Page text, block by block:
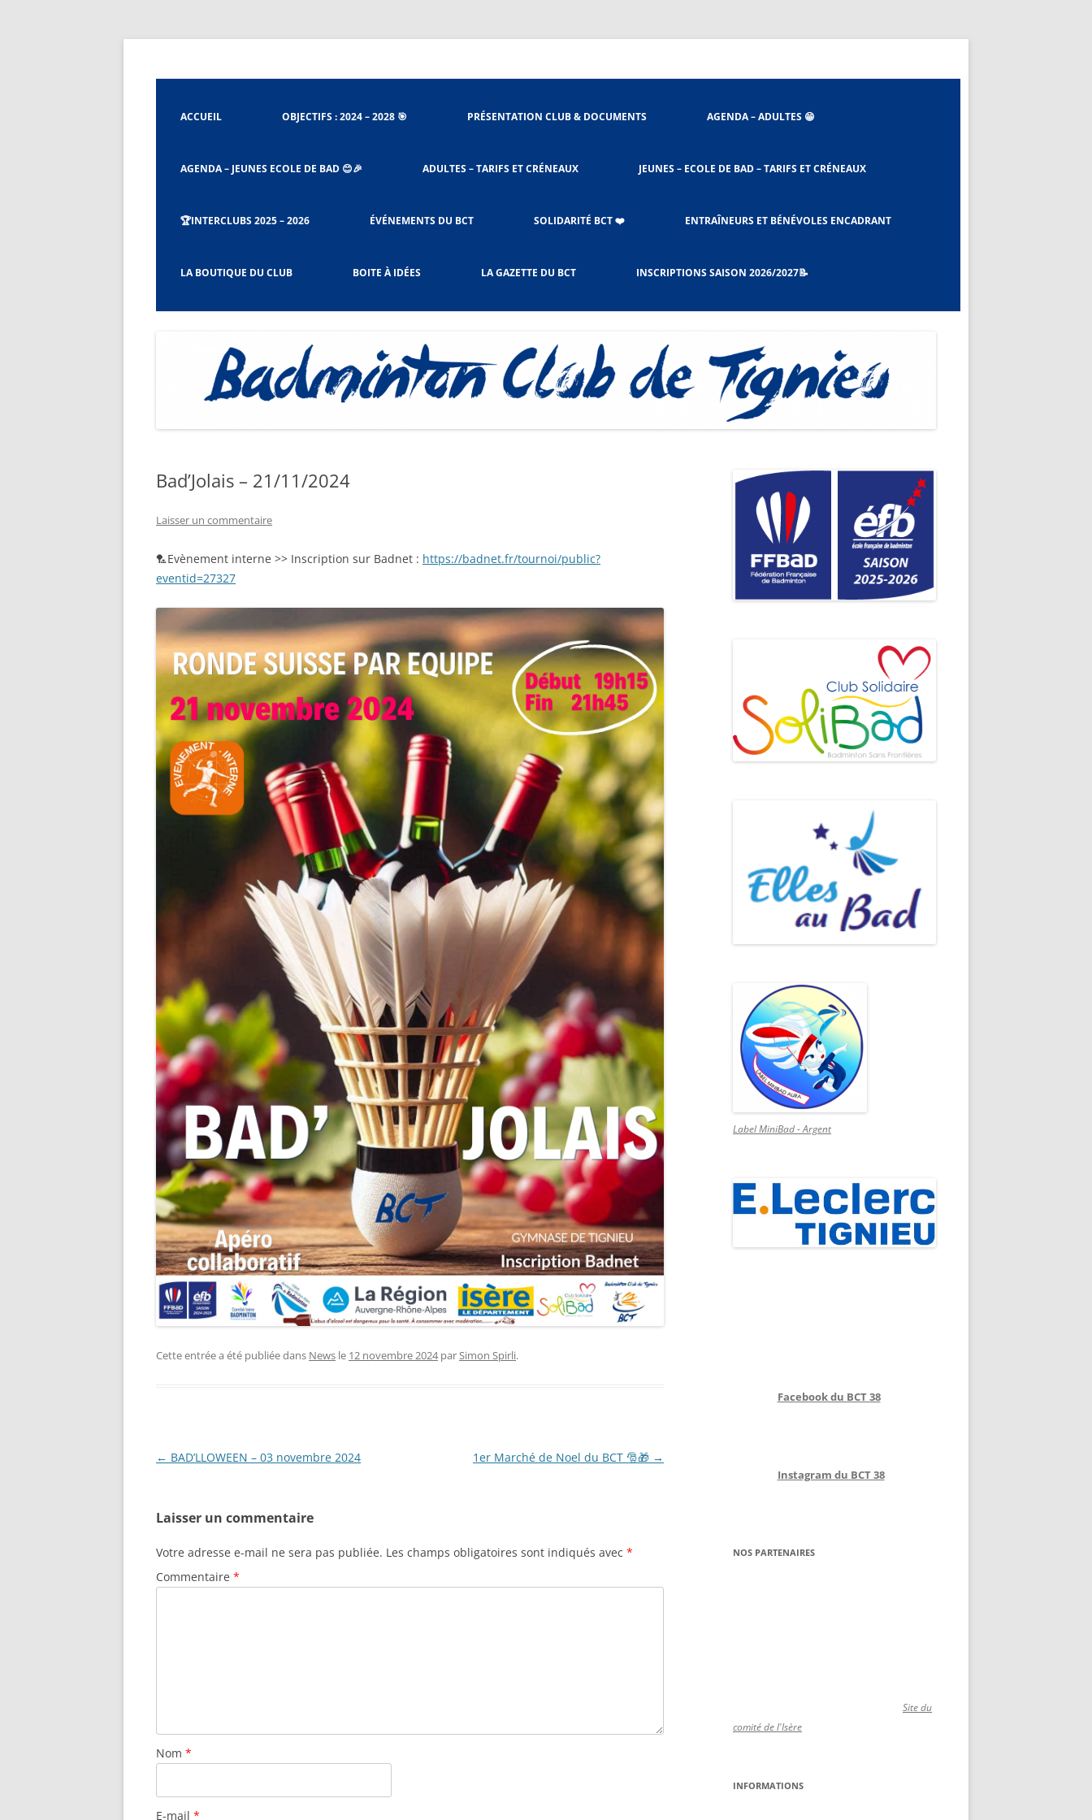
Aller
Badminton Club Tignieu
ACCUEIL OBJECTIFS : 2024 – 2028 🎯 PRÉSENTATION CLUB & DOCUMENTS
LE RÈGLEMENT INTÉRIEUR
ADULTES & JEUNES
LES CRÉNEAUX ET TARIFS
RESPONSABLES CRÉNEAUX –
PROCÉDURE
AGENDA – ADULTES 😁
AGENDA – JEUNES ECOLE DE BAD 😊🎉 ADULTES – TARIFS ET CRÉNEAUX JEUNES – ECOLE DE BAD – TARIFS ET CRÉNEAUX
🏆INTERCLUBS 2025 – 2026 ÉVÉNEMENTS DU BCT SOLIDARITÉ BCT ❤️ ENTRAÎNEURS ET BÉNÉVOLES ENCADRANT
LA BOUTIQUE DU CLUB BOITE À IDÉES LA GAZETTE DU BCT INSCRIPTIONS SAISON 2026/2027📝
Bad’Jolais – 21/11/2024
Laisser un commentaire
🏸Evènement interne >> Inscription sur Badnet : https://badnet.fr/tournoi/public?
eventid=27327
Cette entrée a été publiée dans News le 12 novembre 2024 parSimon Spirli.
Navigation
← BAD’LLOWEEN – 03 novembre 2024 1er Marché de Noel du BCT 🎅🎁 →
Laisser un commentaire
Votre adresse e-mail ne sera pas publiée. Les champs obligatoires sont indiqués avec *
Commentaire *
Nom *
E-mail *
Label MiniBad - Argent
Facebook du BCT 38
Instagram du BCT 38
NOS PARTENAIRES
Site du
comité de l'Isère
INFORMATIONS